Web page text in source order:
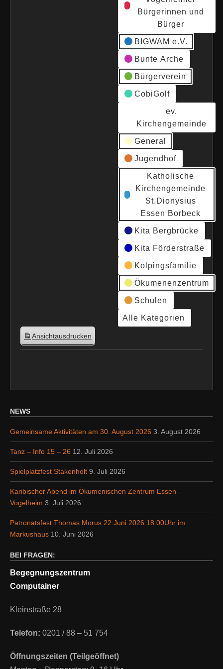
Bürgerinnen und
Bürger
BIGWAM e.V.
Bunte Arche
Bürgerverein
CobiGolf
ev.
Kirchengemeinde
General
Jugendhof
Katholische
Kirchengemeinde
St.Dionysius
Essen Borbeck
Kita Bergbrücke
Kita Förderstraße
Kolpingsfamilie
Ökumenenzentrum
Schulen
Alle Kategorien
Ansichtausdrucken
NEWS
Gemeinsame Aktivitäten am 30. August 2026 3. August 2026
Tanz – Info 15 – 26 12. Juli 2026
Spielplatzfest Stakenholt 9. Juli 2026
Karibischer Abend im Ökumenischen Zentrum Essen –
Vogelheim 3. Juli 2026
Patronatsfest Thomas Morus 22.Juni 2026 18:00Uhr im
Markushaus 10. Juni 2026
BEI FRAGEN:
Begegnungszentrum
Computainer
Kleinstraße 28
Telefon: 0201 / 88 – 51 754
Öffnungszeiten (Teilgeöffnet)